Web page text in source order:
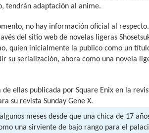
tendrán adaptación al anime.
no hay información oficial al respecto.
del sitio web de novelas ligeras
quien inicialmente la publico como un
su serialización, ahora como una novela
ellas publicada por Square Enix en la
su revista Sunday Gene X.
meses desde que una chica de 17
una sirviente de bajo rango para el